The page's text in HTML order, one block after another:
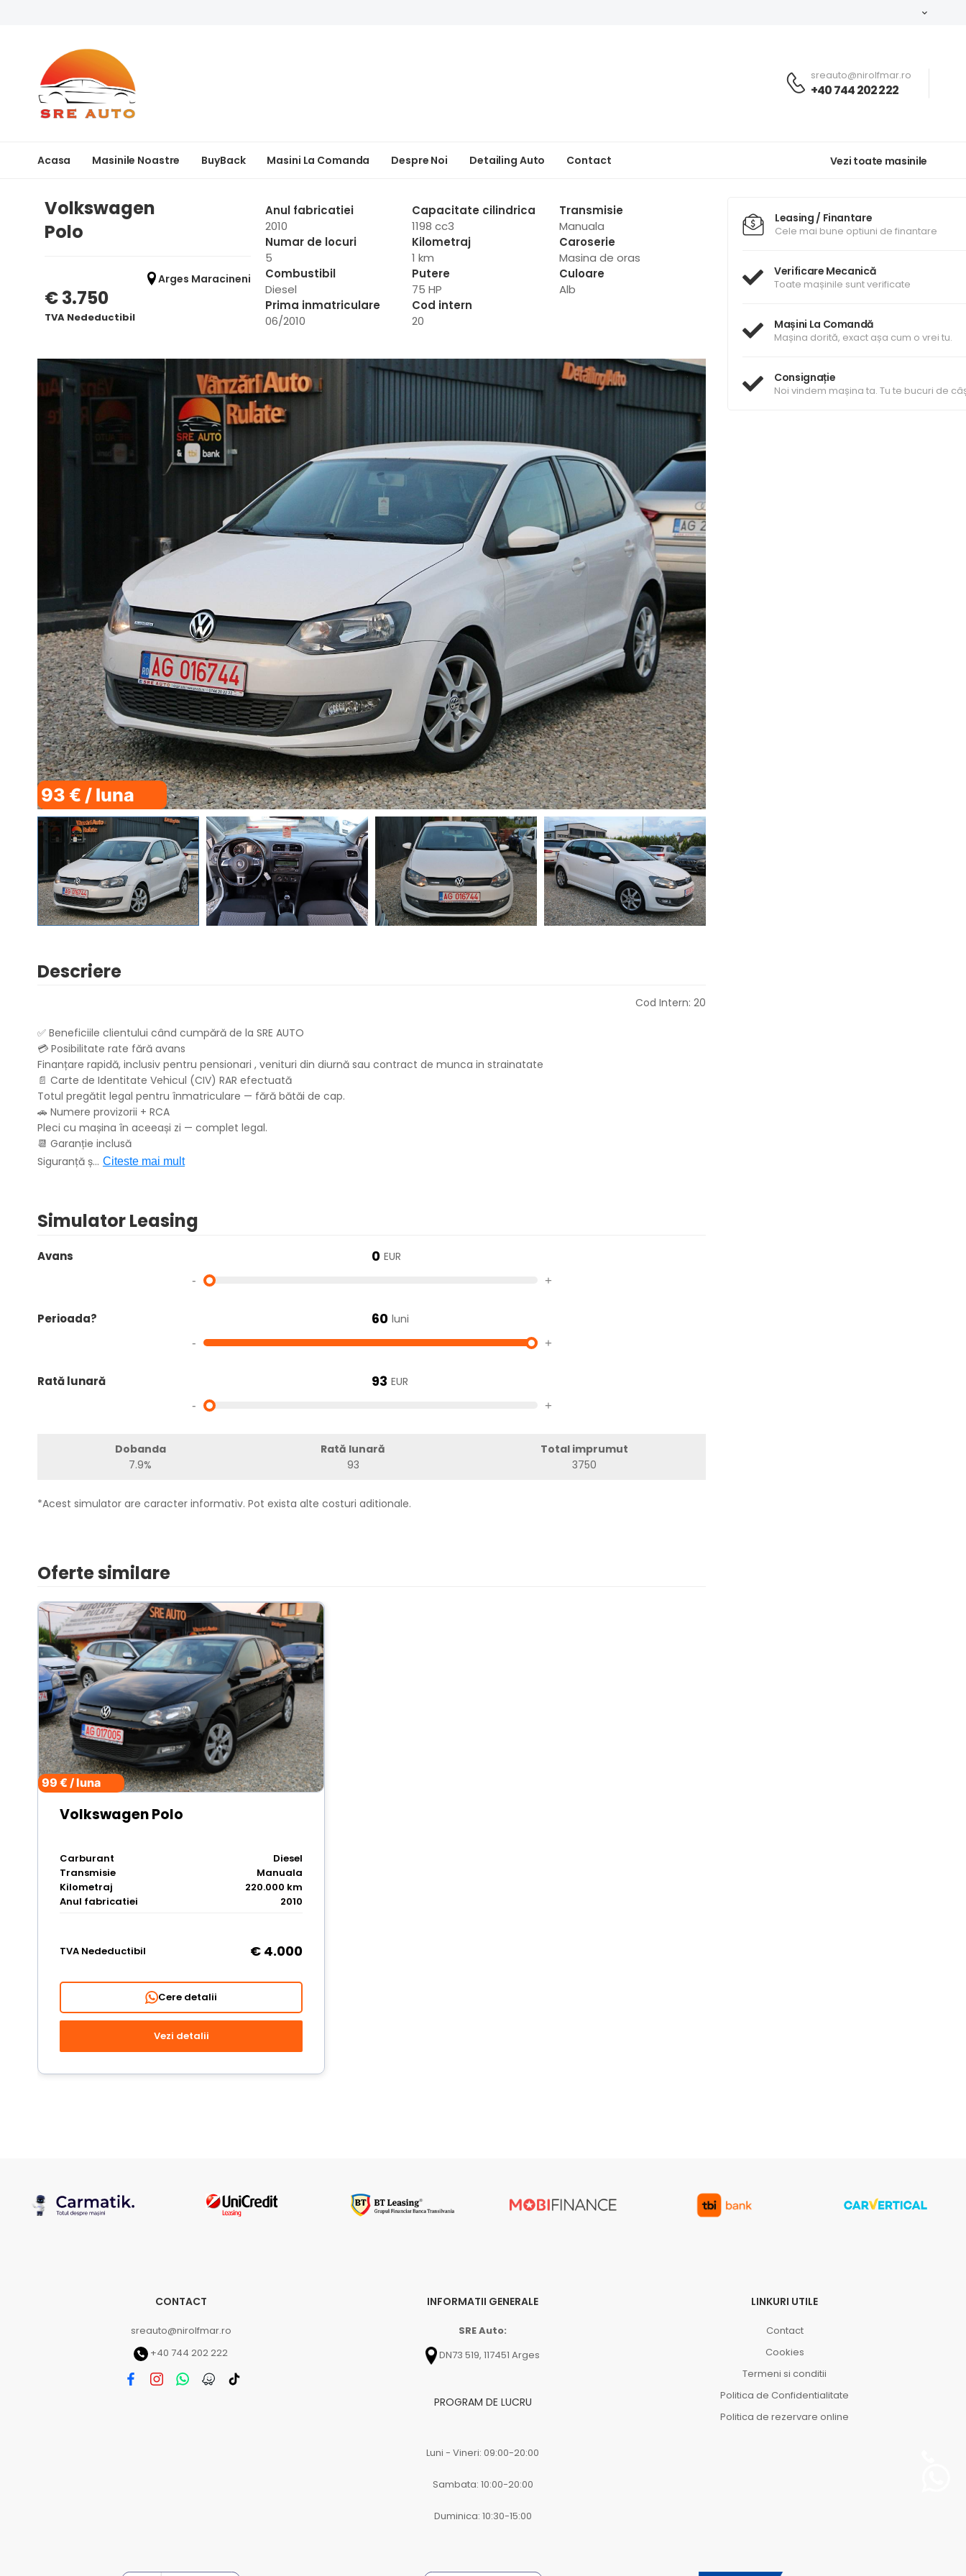
sreauto@nirolfmar.ro
+40 744 202 222
Acasa Masinile Noastre BuyBack Masini La Comanda Despre Noi Detailing Auto Contact Vezi toate masinile
Volkswagen
Polo
Arges Maracineni
€ 3.750
TVA Nedeductibil
Anul fabricatiei
2010
Capacitate cilindrica
1198 cc3
Transmisie
Manuala
Numar de locuri
5
Kilometraj
1 km
Caroserie
Masina de oras
Combustibil
Diesel
Putere
75 HP
Culoare
Alb
Prima inmatriculare
06/2010
Cod intern
20
93 € / luna
Descriere
Cod Intern: 20
✅ Beneficiile clientului când cumpără de la SRE AUTO
💳 Posibilitate rate fără avans
Finanțare rapidă, inclusiv pentru pensionari , venituri din diurnă sau contract de munca in strainatate
📄 Carte de Identitate Vehicul (CIV) RAR efectuată
Totul pregătit legal pentru înmatriculare — fără bătăi de cap.
🚗 Numere provizorii + RCA
Pleci cu mașina în aceeași zi — complet legal.
📆 Garanție inclusă
Siguranță ș... Citeste mai mult
Simulator Leasing
Avans 0 EUR
- +
Perioada? 60 luni
- +
Rată lunară 93 EUR
- +
Dobanda
7.9%
Rată lunară
93
Total imprumut
3750
*Acest simulator are caracter informativ. Pot exista alte costuri aditionale.
Oferte similare
99 € / luna
Volkswagen Polo
Carburant
Diesel
Transmisie
Manuala
Kilometraj
220.000 km
Anul fabricatiei
2010
TVA Nedeductibil € 4.000
Cere detalii
Vezi detalii
Leasing / Finantare
Cele mai bune optiuni de finantare
Verificare Mecanică
Toate mașinile sunt verificate
Mașini La Comandă
Mașina dorită, exact așa cum o vrei tu.
Consignație
Noi vindem mașina ta. Tu te bucuri de
CONTACT
sreauto@nirolfmar.ro
+40 744 202 222
INFORMATII GENERALE
SRE Auto:
DN73 519, 117451 Arges
PROGRAM DE LUCRU
Luni - Vineri: 09:00-20:00
Sambata: 10:00-20:00
Duminica: 10:30-15:00
LINKURI UTILE
Contact
Cookies
Termeni si conditii
Politica de Confidentialitate
Politica de rezervare online